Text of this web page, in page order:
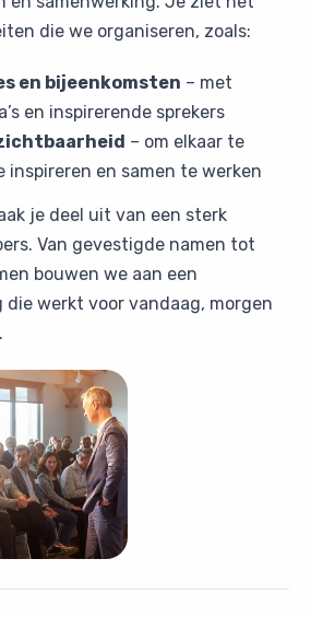
die we organiseren, zoals:
en bijeenkomsten – met
en inspirerende sprekers
– om elkaar te
inspireren en samen te werken
je deel uit van een sterk
Van gevestigde namen tot
bouwen we aan een
werkt voor vandaag, morgen